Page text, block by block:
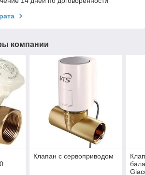
компании
Клапан с сервоприводом